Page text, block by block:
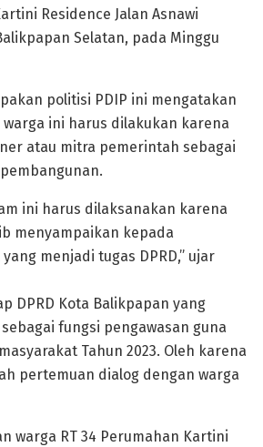
Residence Jalan Asnawi
Selatan, pada Minggu
politisi PDIP ini mengatakan
ini harus dilakukan karena
atau mitra pemerintah sebagai
ini harus dilaksanakan karena
menyampaikan kepada
menjadi tugas DPRD,” ujar
DPRD Kota Balikpapan yang
fungsi pengawasan guna
Tahun 2023. Oleh karena
pertemuan dialog dengan warga
warga RT 34 Perumahan Kartini